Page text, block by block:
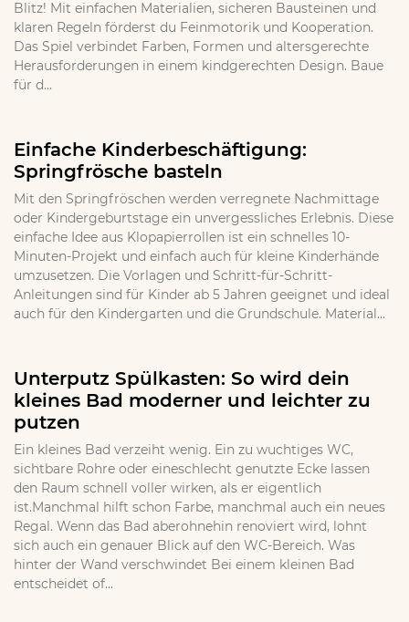
Blitz! Mit einfachen Materialien, sicheren Bausteinen und
klaren Regeln förderst du Feinmotorik und Kooperation.
Das Spiel verbindet Farben, Formen und altersgerechte
Herausforderungen in einem kindgerechten Design. Baue
für d...
Einfache Kinderbeschäftigung:
Springfrösche basteln
Mit den Springfröschen werden verregnete Nachmittage
oder Kindergeburtstage ein unvergessliches Erlebnis. Diese
einfache Idee aus Klopapierrollen ist ein schnelles 10-
Minuten-Projekt und einfach auch für kleine Kinderhände
umzusetzen. Die Vorlagen und Schritt-für-Schritt-
Anleitungen sind für Kinder ab 5 Jahren geeignet und ideal
auch für den Kindergarten und die Grundschule. Material...
Unterputz Spülkasten: So wird dein
kleines Bad moderner und leichter zu
putzen
Ein kleines Bad verzeiht wenig. Ein zu wuchtiges WC,
sichtbare Rohre oder eineschlecht genutzte Ecke lassen
den Raum schnell voller wirken, als er eigentlich
ist.Manchmal hilft schon Farbe, manchmal auch ein neues
Regal. Wenn das Bad aberohnehin renoviert wird, lohnt
sich auch ein genauer Blick auf den WC-Bereich. Was
hinter der Wand verschwindet Bei einem kleinen Bad
entscheidet of...